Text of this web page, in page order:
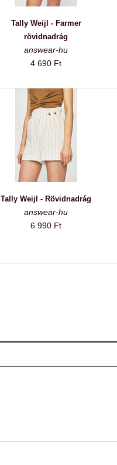
Tally Weijl - Farmer
rövidnadrág
answear-hu
4 690 Ft
Tally Weijl - Rövidnadrág
answear-hu
6 990 Ft